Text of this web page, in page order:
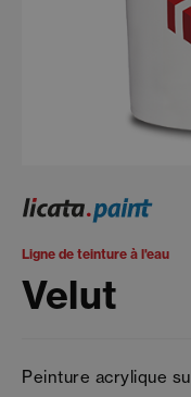
Ligne de teinture à l'eau
Velut
Peinture acrylique